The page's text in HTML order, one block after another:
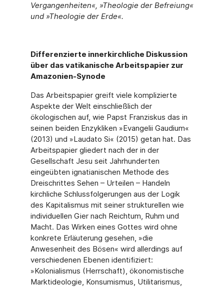
Vergangenheiten«, »Theologie der Befreiung«
und »Theologie der Erde«.
Differenzierte innerkirchliche Diskussion
über das vatikanische Arbeitspapier zur
Amazonien-Synode
Das Arbeitspapier greift viele komplizierte
Aspekte der Welt einschließlich der
ökologischen auf, wie Papst Franziskus das in
seinen beiden Enzykliken »Evangelii Gaudium«
(2013) und »Laudato Si« (2015) getan hat. Das
Arbeitspapier gliedert nach der in der
Gesellschaft Jesu seit Jahrhunderten
eingeübten ignatianischen Methode des
Dreischrittes Sehen – Urteilen – Handeln
kirchliche Schlussfolgerungen aus der Logik
des Kapitalismus mit seiner strukturellen wie
individuellen Gier nach Reichtum, Ruhm und
Macht. Das Wirken eines Gottes wird ohne
konkrete Erläuterung gesehen, »die
Anwesenheit des Bösen« wird allerdings auf
verschiedenen Ebenen identifiziert:
»Kolonialismus (Herrschaft), ökonomistische
Marktideologie, Konsumismus, Utilitarismus,